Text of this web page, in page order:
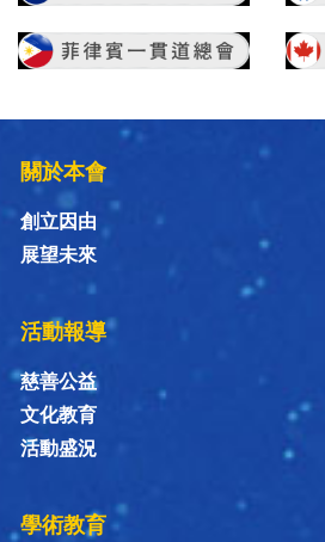
關於本會
創立因由
展望未來
活動報導
慈善公益
文化教育
活動盛況
學術教育